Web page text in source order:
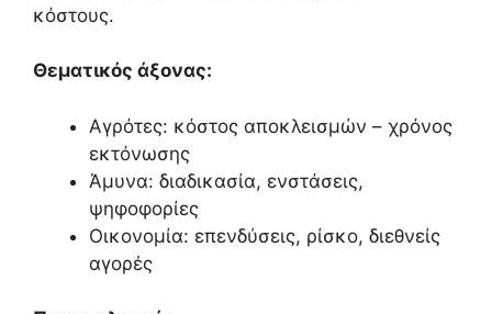
κόστους.
Θεματικός άξονας:
Αγρότες: κόστος αποκλεισμών – χρόνος
εκτόνωσης
Άμυνα: διαδικασία, ενστάσεις,
ψηφοφορίες
Οικονομία: επενδύσεις, ρίσκο, διεθνείς
αγορές